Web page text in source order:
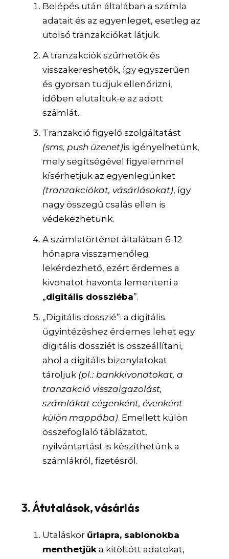
Belépés után általában a számla
adatait és az egyenleget, esetleg az
utolsó tranzakciókat látjuk.
A tranzakciók szűrhetők és
visszakereshetők, így egyszerűen
és gyorsan tudjuk ellenőrizni,
időben elutaltuk-e az adott
számlát.
Tranzakció figyelő szolgáltatást
(sms, push üzenet)is igényelhetünk,
mely segítségével figyelemmel
kísérhetjük az egyenlegünket
(tranzakciókat, vásárlásokat), így
nagy összegű csalás ellen is
védekezhetünk.
A számlatörténet általában 6-12
hónapra visszamenőleg
lekérdezhető, ezért érdemes a
kivonatot havonta lementeni a
„digitális dossziéba”.
„Digitális dosszié”: a digitális
ügyintézéshez érdemes lehet egy
digitális dossziét is összeállítani,
ahol a digitális bizonylatokat
tároljuk (pl.: bankkivonatokat, a
tranzakció visszaigazolást,
számlákat cégenként, évenként
külön mappába). Emellett külön
összefoglaló táblázatot,
nyilvántartást is készíthetünk a
számlákról, fizetésről.
3.Átutalások, vásárlás
Utaláskor űrlapra, sablonokba
menthetjük a kitöltött adatokat,